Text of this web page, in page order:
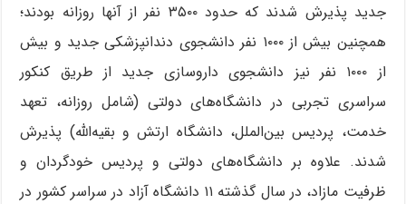
جدید پذیرش شدند که حدود ۳۵۰۰ نفر از آنها روزانه بودند؛
همچنین بیش از ۱۰۰۰ نفر دانشجوی دندانپزشکی جدید و بیش
از ۱۰۰۰ نفر نیز دانشجوی داروسازی جدید از طریق کنکور
سراسری تجربی در دانشگاه‌های دولتی (شامل روزانه، تعهد
خدمت، پردیس بین‌الملل، دانشگاه ارتش و بقیه‌الله) پذیرش
شدند. علاوه بر دانشگاه‌های دولتی و پردیس خودگردان و
ظرفیت مازاد، در سال گذشته ۱۱ دانشگاه آزاد در سراسر کشور در